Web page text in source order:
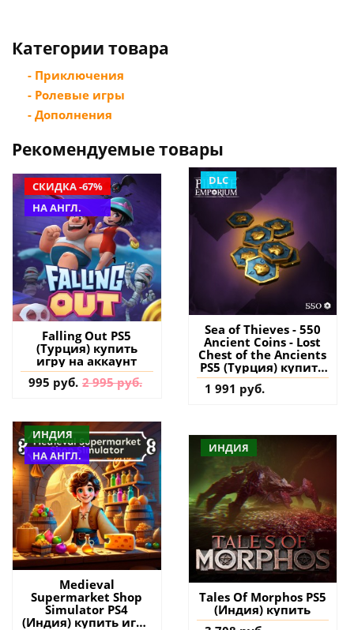
Категории товара
- Приключения
- Ролевые игры
- Дополнения
Рекомендуемые товары
СКИДКА -67%
НА АНГЛ.
Falling Out PS5
(Турция) купить
игру на аккаунт
995 руб. 2 995 руб.
DLC
Sea of Thieves - 550
Ancient Coins - Lost
Chest of the Ancients
PS5 (Турция) купить
дополнение на
аккаунт
1 991 руб.
ИНДИЯ
НА АНГЛ.
Medieval
Supermarket Shop
Simulator PS4
(Индия) купить игру
ИНДИЯ
Tales Of Morphos PS5
(Индия) купить